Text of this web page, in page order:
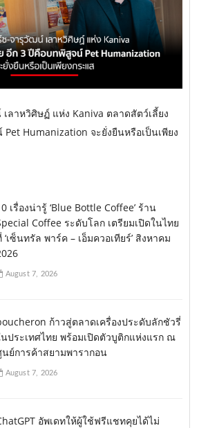
ลาหวิศิษฏ์ แห่ง Kaniva ตลาดสัตว์เลี้ยง
Humanization จะยั่งยืนหรือเป็นเพียง
เรื่องน่ารู้ ‘Blue Bottle Coffee’ ร้าน
Coffee ระดับโลก เตรียมเปิดในไทย
‘เซ็นทรัล พาร์ค – เอ็มควอเทียร์’ สิงหาคม
August 7, 2026
ก้าวสู่ตลาดเครื่องประดับลักชัวรี่
ประเทศไทย พร้อมเปิดตัวบูติกแห่งแรก ณ
ย์การค้าสยามพารากอน
August 7, 2026
อัพเดทให้ผู้ใช้ฟรีแชทคุยได้ไม่